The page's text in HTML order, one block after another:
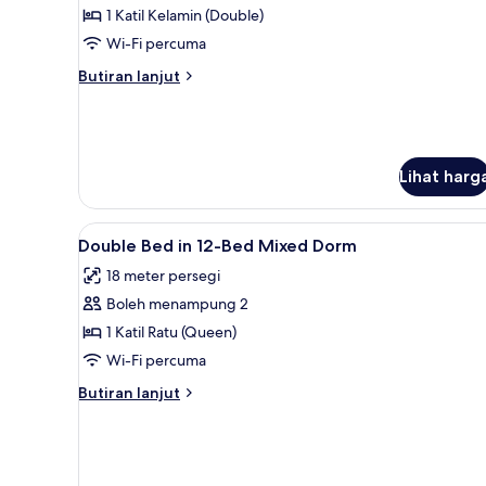
Dorm
untuk
Standard
Double
1 Katil Kelamin (Double)
Wi-Fi percuma
Butiran lanjut
Butiran
Lihat
Lihat
semua
foto
untuk
Double
Bed
in
12-
Peti besi dalam bilik, Wi-fi
4
Double Bed in 12-Bed Mixed Dorm
18 meter persegi
Boleh menampung 2
1 Katil Ratu (Queen)
Wi-Fi percuma
Butiran lanjut
Butiran